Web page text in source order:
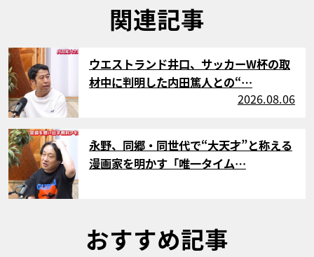
関連記事
サムネイル
ウエストランド井口、サッカーW杯の取
材中に判明した内田篤人との“…
2026.08.06
サムネイル
永野、同郷・同世代で“大天才”と称える
漫画家を明かす「唯一タイム…
おすすめ記事